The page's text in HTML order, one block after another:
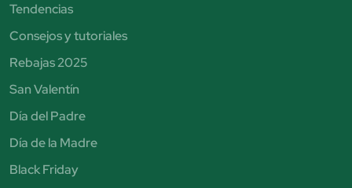
Tendencias
Consejos y tutoriales
Rebajas 2025
San Valentín
Día del Padre
Día de la Madre
Black Friday